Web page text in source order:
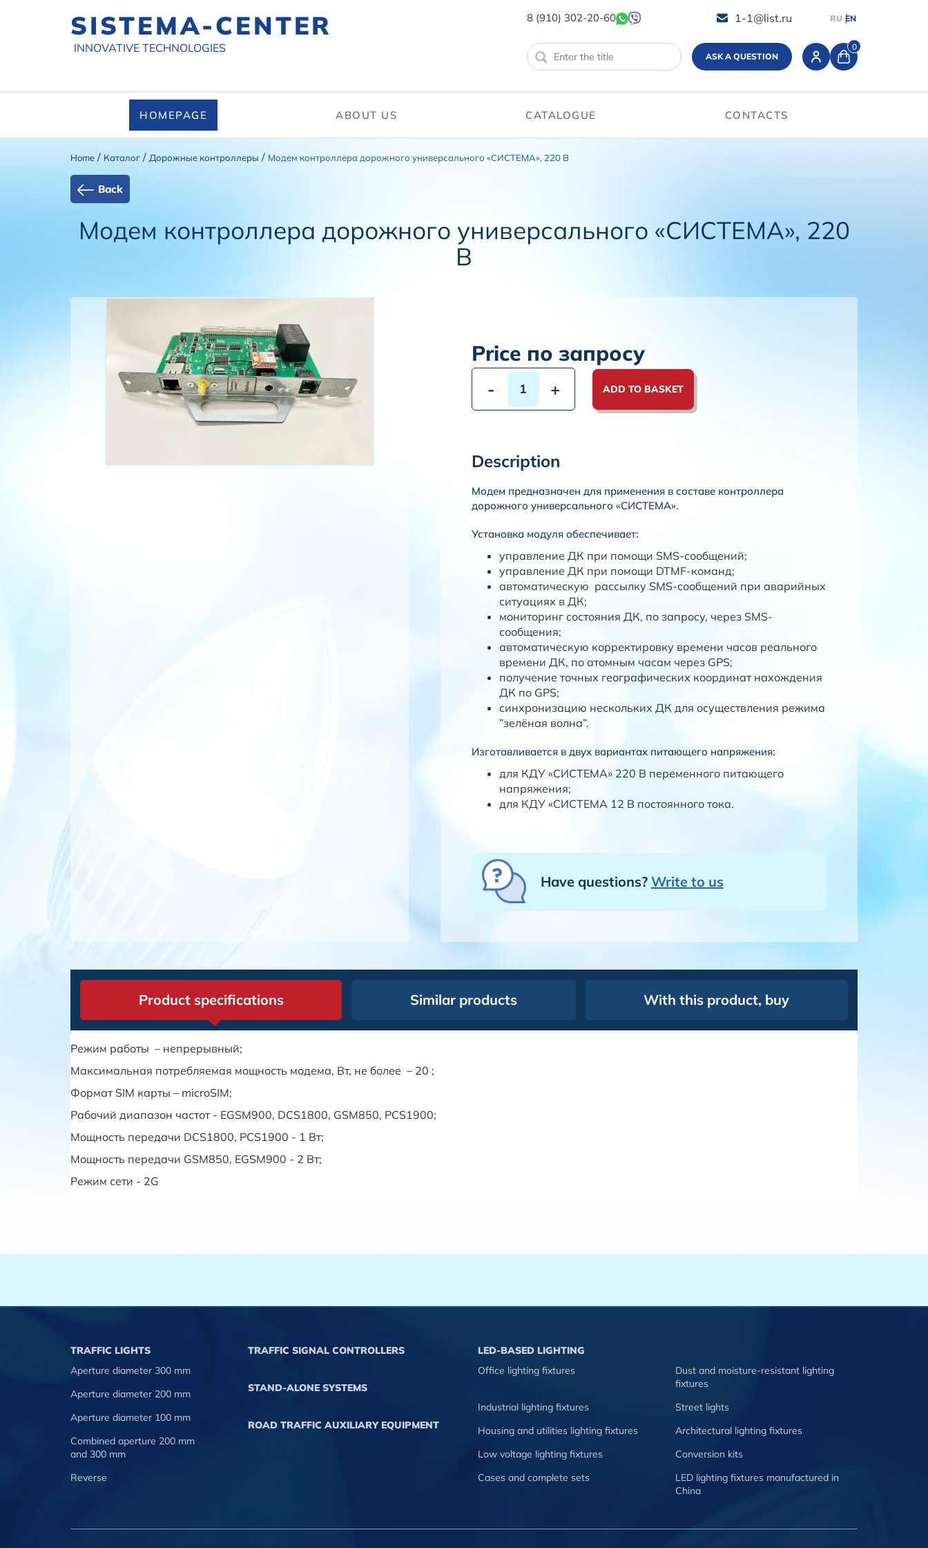
SISTEMA-CENTER
INNOVATIVE TECHNOLOGIES
8 (910) 302-20-60 1-1@list.ru RU EN
ASK A QUESTION
0
HOMEPAGE ABOUT US CATALOGUE CONTACTS
Home / Каталог / Дорожные контроллеры / Модем контроллера дорожного универсального «СИСТЕМА», 220 В
Back
Модем контроллера дорожного универсального «СИСТЕМА», 220
В
Price по запросу
- + ADD TO BASKET
Description
Модем предназначен для применения в составе контроллера
дорожного универсального «СИСТЕМА».
Установка модуля обеспечивает:
управление ДК при помощи SMS-сообщений;
управление ДК при помощи DTMF-команд;
автоматическую рассылку SMS-сообщений при аварийных
ситуациях в ДК;
мониторинг состояния ДК, по запросу, через SMS-
сообщения;
автоматическую корректировку времени часов реального
времени ДК, по атомным часам через GPS;
получение точных географических координат нахождения
ДК по GPS;
синхронизацию нескольких ДК для осуществления режима
”зелёная волна”.
Изготавливается в двух вариантах питающего напряжения:
для КДУ «СИСТЕМА» 220 B переменного питающего
напряжения;
для КДУ «СИСТЕМА 12 В постоянного тока.
Have questions? Write to us
Product specifications Similar products With this product, buy
Режим работы – непрерывный;
Максимальная потребляемая мощность модема, Вт, не более – 20 ;
Формат SIM карты – microSIM;
Рабочий диапазон частот - EGSM900, DCS1800, GSM850, PCS1900;
Мощность передачи DCS1800, PCS1900 - 1 Вт;
Мощность передачи GSM850, EGSM900 - 2 Вт;
Режим сети - 2G
TRAFFIC LIGHTS
Aperture diameter 300 mm
Aperture diameter 200 mm
Aperture diameter 100 mm
Combined aperture 200 mm
and 300 mm
Reverse
TRAFFIC SIGNAL CONTROLLERS
STAND-ALONE SYSTEMS
ROAD TRAFFIC AUXILIARY EQUIPMENT
LED-BASED LIGHTING
Office lighting fixtures
Dust and moisture-resistant lighting
fixtures
Industrial lighting fixtures
Street lights
Housing and utilities lighting fixtures
Architectural lighting fixtures
Low voltage lighting fixtures
Conversion kits
Cases and complete sets
LED lighting fixtures manufactured in
China